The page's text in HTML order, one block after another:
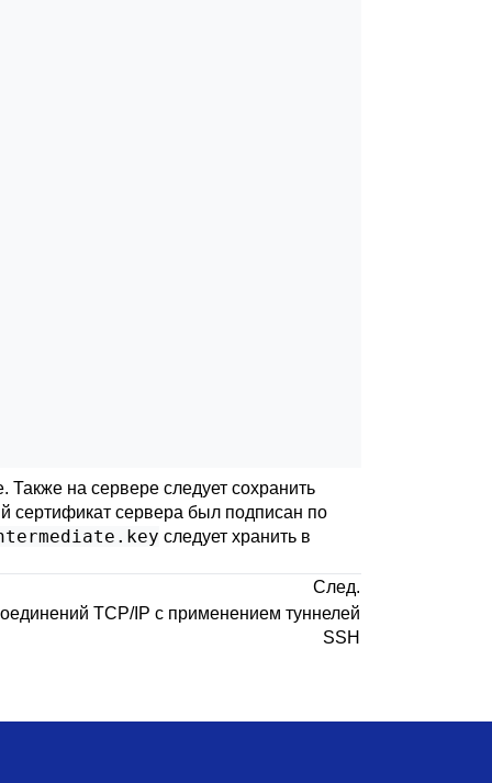
Также на сервере следует сохранить
сертификат сервера был подписан по
следует хранить в
След.
TCP/IP с применением туннелей
SSH